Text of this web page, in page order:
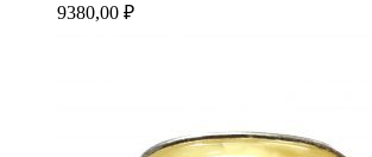
9380,00 ₽